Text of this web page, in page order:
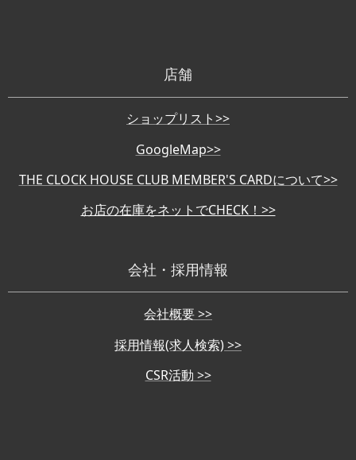
店舗
ショップリスト>>
GoogleMap>>
THE CLOCK HOUSE CLUB MEMBER'S CARDについて>>
お店の在庫をネットでCHECK！>>
会社・採用情報
会社概要 >>
採用情報(求人検索) >>
CSR活動 >>